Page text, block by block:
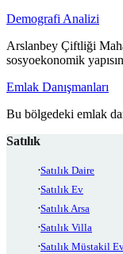
Demografi Analizi
Arslanbey Çiftliği
sosyoekonomik
Emlak Danışmanları
Bu bölgedeki emlak
Satılık
Satılık Daire
Satılık Ev
Satılık Arsa
Satılık Villa
Satılık Müstakil